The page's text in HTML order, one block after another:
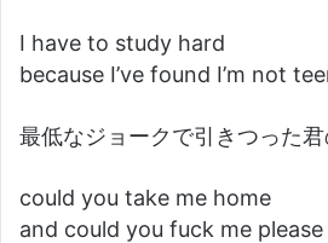
I have to study hard
because I’ve found I’m not
最低なジョークで引きつった君
could you take me home
and could you fuck me please